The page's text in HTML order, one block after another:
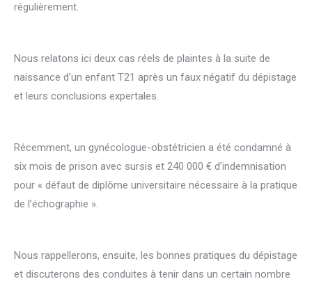
régulièrement.
Nous relatons ici deux cas réels de plaintes à la suite de
naissance d’un enfant T21 après un faux négatif du dépistage
et leurs conclusions expertales.
Récemment, un gynécologue-obstétricien a été condamné à
six mois de prison avec sursis et 240 000 € d’indemnisation
pour « défaut de diplôme universitaire nécessaire à la pratique
de l’échographie ».
Nous rappellerons, ensuite, les bonnes pratiques du dépistage
et discuterons des conduites à tenir dans un certain nombre